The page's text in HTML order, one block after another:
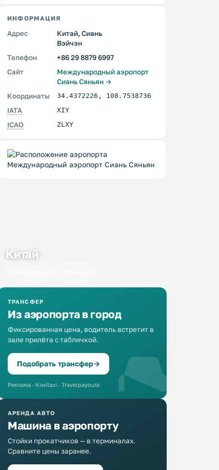
ИНФОРМАЦИЯ
Адрес
Китай, Сиань
Вэйчэн
Телефон
+86 29 8879 6997
Сайт
Международный аэропорт
Сиань Сяньян →
Координаты
34.4372226 , 108.7538736
IATA XIY
ICAO ZLXY
Китай
ТРАНСФЕР
Из аэропорта в город
Фиксированная цена, водитель встретит в
зале прилёта с табличкой.
Подобрать трансфер→
Реклама · Kiwitaxi · Travelpayouts
АРЕНДА АВТО
Машина в аэропорту
Стойки прокатчиков — в терминалах.
Сравните цены заранее.